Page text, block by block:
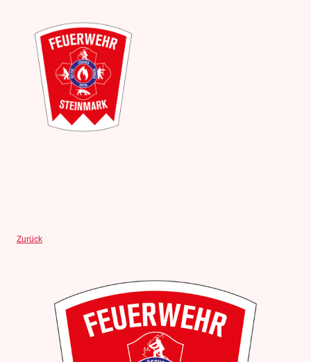
Zurück